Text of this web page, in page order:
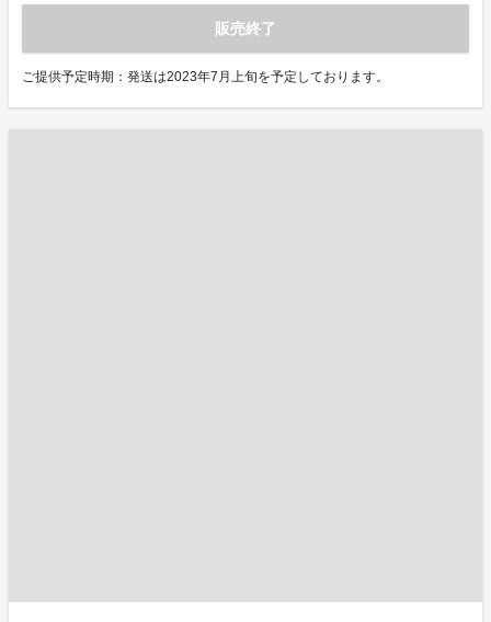
販売終了
ご提供予定時期：発送は2023年7月上旬を予定しております。